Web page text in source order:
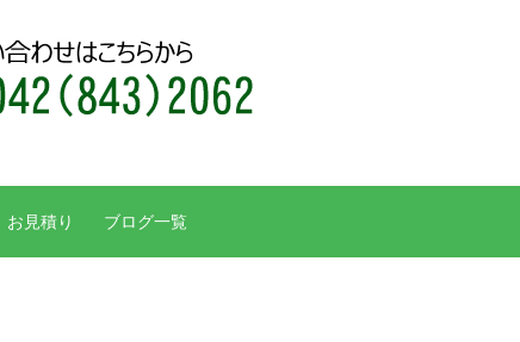
お見積り ブログ一覧